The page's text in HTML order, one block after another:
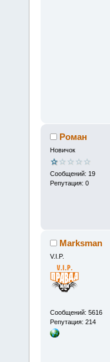
Роман
Новичок
Сообщений: 19
Репутация: 0
Marksman
V.I.P.
Сообщений: 5616
Репутация: 214